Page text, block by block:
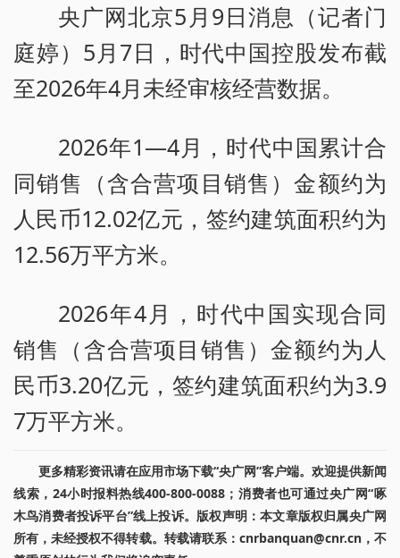
央广网北京5月9日消息（记者门
庭婷）5月7日，时代中国控股发布截
至2026年4月未经审核经营数据。
2026年1—4月，时代中国累计合
同销售（含合营项目销售）金额约为
人民币12.02亿元，签约建筑面积约为
12.56万平方米。
2026年4月，时代中国实现合同
销售（含合营项目销售）金额约为人
民币3.20亿元，签约建筑面积约为3.9
7万平方米。
更多精彩资讯请在应用市场下载“央广网”客户端。欢迎提供新闻
线索，24小时报料热线400-800-0088；消费者也可通过央广网“啄
木鸟消费者投诉平台”线上投诉。版权声明：本文章版权归属央广网
所有，未经授权不得转载。转载请联系：cnrbanquan@cnr.cn，不